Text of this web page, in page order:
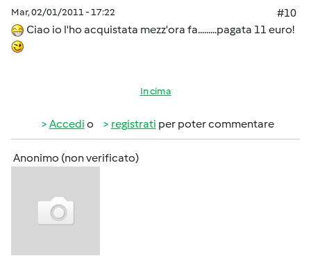
Mar, 02/01/2011 - 17:22
#10
Ciao io l'ho acquistata mezz'ora fa.........pagata 11 euro!
In cima
Accedi o registrati per poter commentare
Anonimo (non verificato)